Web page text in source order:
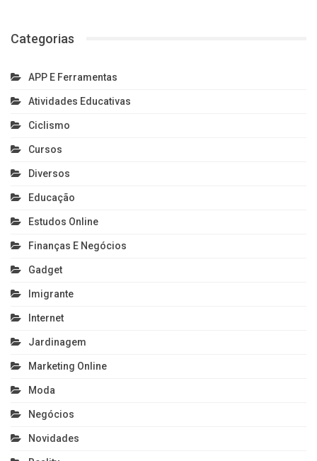
Categorias
APP E Ferramentas
Atividades Educativas
Ciclismo
Cursos
Diversos
Educação
Estudos Online
Finanças E Negócios
Gadget
Imigrante
Internet
Jardinagem
Marketing Online
Moda
Negócios
Novidades